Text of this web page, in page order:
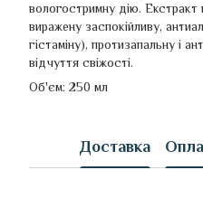
вологостримну дію. Екстракт
виражену заспокійливу,
гістаміну), протизапальну і
відчуття свіжості.
Об'єм: 250 мл
Доставка